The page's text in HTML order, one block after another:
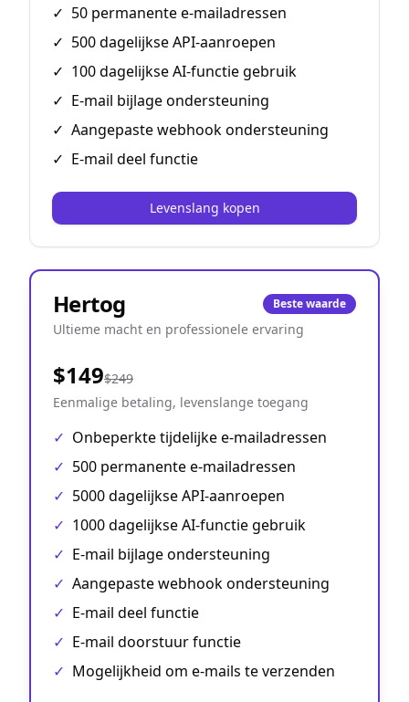
✓ 50 permanente e-mailadressen
✓ 500 dagelijkse API-aanroepen
✓ 100 dagelijkse AI-functie gebruik
✓ E-mail bijlage ondersteuning
✓ Aangepaste webhook ondersteuning
✓ E-mail deel functie
Levenslang kopen
Hertog Beste waarde
Ultieme macht en professionele ervaring
$149$249
Eenmalige betaling, levenslange toegang
✓ Onbeperkte tijdelijke e-mailadressen
✓ 500 permanente e-mailadressen
✓ 5000 dagelijkse API-aanroepen
✓ 1000 dagelijkse AI-functie gebruik
✓ E-mail bijlage ondersteuning
✓ Aangepaste webhook ondersteuning
✓ E-mail deel functie
✓ E-mail doorstuur functie
✓ Mogelijkheid om e-mails te verzenden